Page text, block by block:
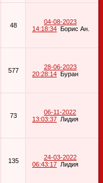
48
04-08-2023
14:18:34
Борис Ан.
577
28-06-2023
20:28:14
Буран
73
06-11-2022
13:03:37 Лидия
135
24-03-2022
06:43:17 Лидия